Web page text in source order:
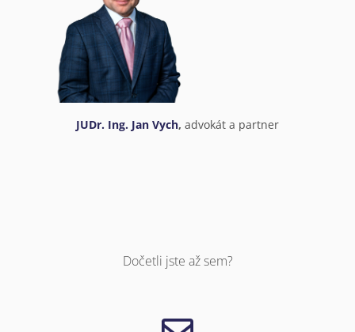
JUDr. Ing. Jan Vych, advokát a partner
Dočetli jste až sem?